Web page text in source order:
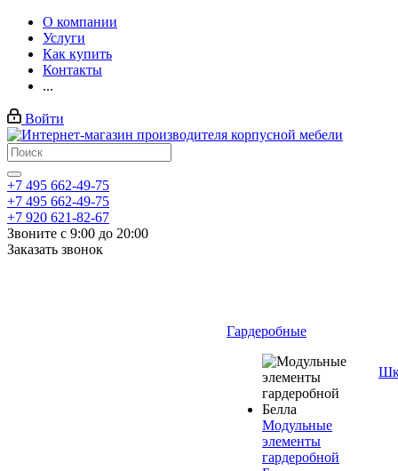
О компании
Услуги
Как купить
Контакты
...
Войти
+7 495 662-49-75
+7 495 662-49-75
+7 920 621-82-67
Звоните с 9:00 до 20:00
Заказать звонок
Гардеробные
Модульные
элементы
гардеробной